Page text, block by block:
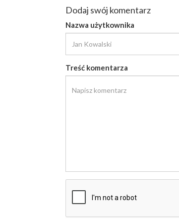
Dodaj swój komentarz
Nazwa użytkownika
Treść komentarza